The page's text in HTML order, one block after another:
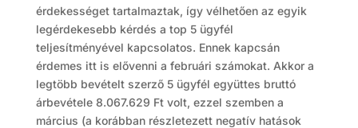
érdekességet tartalmaztak, így vélhetően az egyik
legérdekesebb kérdés a top 5 ügyfél
teljesítményével kapcsolatos. Ennek kapcsán
érdemes itt is elővenni a februári számokat. Akkor a
legtöbb bevételt szerző 5 ügyfél együttes bruttó
árbevétele 8.067.629 Ft volt, ezzel szemben a
március (a korábban részletezett negatív hatások